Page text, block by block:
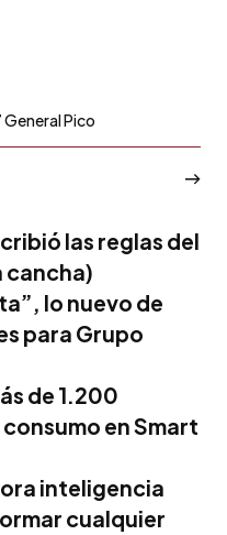
General Pico
las reglas del
cancha)
lo nuevo de
para Grupo
de 1.200
en Smart
inteligencia
cualquier